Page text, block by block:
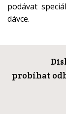
podávat
dávce.
probíhat